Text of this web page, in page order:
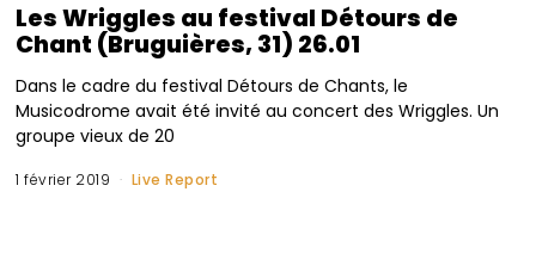
Les Wriggles au festival Détours de
Chant (Bruguières, 31) 26.01
Dans le cadre du festival Détours de Chants, le
Musicodrome avait été invité au concert des Wriggles. Un
groupe vieux de 20
1 février 2019 Live Report